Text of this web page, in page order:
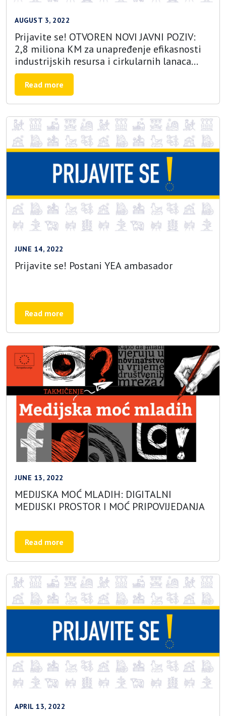
AUGUST 3, 2022
Prijavite se! OTVOREN NOVI JAVNI POZIV:
2,8 miliona KM za unapređenje efikasnosti
industrijskih resursa i cirkularnih lanaca
vrijednosti u poljoprivredno-prehrambenom
sektoru
Read more
JUNE 14, 2022
Prijavite se! Postani YEA ambasador
Read more
JUNE 13, 2022
MEDIJSKA MOĆ MLADIH: DIGITALNI
MEDIJSKI PROSTOR I MOĆ PRIPOVIJEDANJA
Read more
APRIL 13, 2022